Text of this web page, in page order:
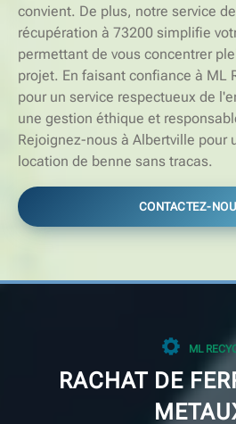
convient. De plus, notre service
récupération à 73200 simplifie
permettant de vous concentrer
projet. En faisant confiance à ML
pour un service respectueux de
une gestion éthique et
Rejoignez-nous à Albertville pour
location de benne sans tracas.
CONTACTEZ-
ML
RACHAT DE